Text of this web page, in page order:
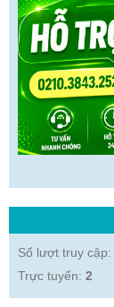
Số lượt truy cập:
Trực tuyến: 2